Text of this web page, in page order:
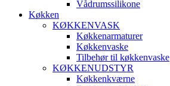
Vådrumssilikone
Køkken
KØKKENVASK
Køkkenarmaturer
Køkkenvaske
Tilbehør til køkkenvaske
KØKKENUDSTYR
Køkkenkværne